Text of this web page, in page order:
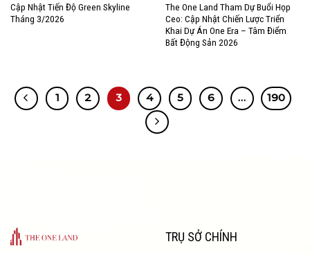
Cập Nhật Tiến Độ Green Skyline
Tháng 3/2026
The One Land Tham Dự Buổi Họp
Ceo: Cập Nhật Chiến Lược Triển
Khai Dự Án One Era – Tâm Điểm
Bất Động Sản 2026
1 2 3 4 5 6 … 190
TRỤ SỞ CHÍNH